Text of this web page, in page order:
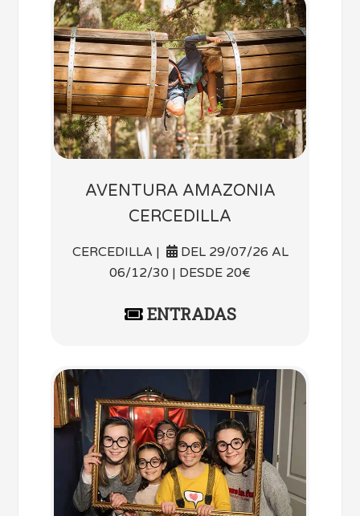
AVENTURA AMAZONIA
CERCEDILLA
CERCEDILLA |
DEL 29/07/26 AL
06/12/30 | DESDE 20€
ENTRADAS